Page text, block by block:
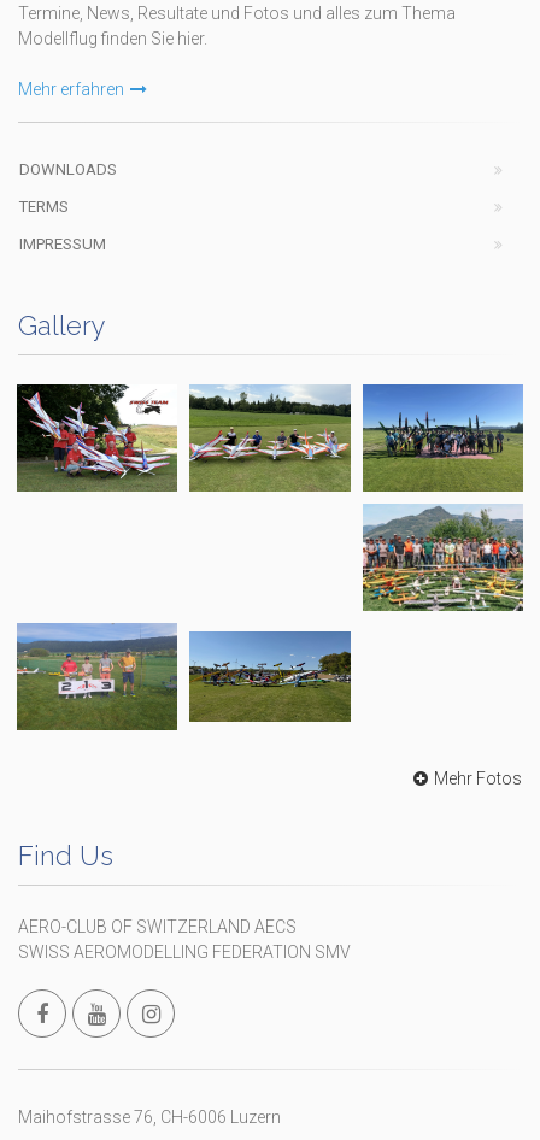
Termine, News, Resultate und Fotos und alles zum Thema
Modellflug finden Sie hier.
Mehr erfahren
DOWNLOADS
TERMS
IMPRESSUM
Gallery
Mehr Fotos
Find Us
AERO-CLUB OF SWITZERLAND AECS
SWISS AEROMODELLING FEDERATION SMV
Maihofstrasse 76, CH-6006 Luzern